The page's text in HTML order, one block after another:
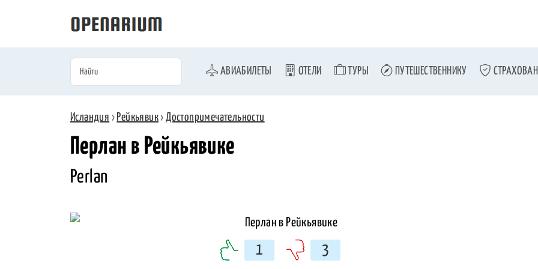
АВИАБИЛЕТЫ ОТЕЛИ ТУРЫ ПУТЕШЕСТВЕННИКУ
Исландия › Рейкьявик›Достопримечательности
Перлан в Рейкьявике
Perlan
1 3